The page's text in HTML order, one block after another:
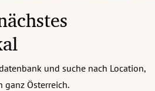
und suche nach Location,
ganz Österreich.